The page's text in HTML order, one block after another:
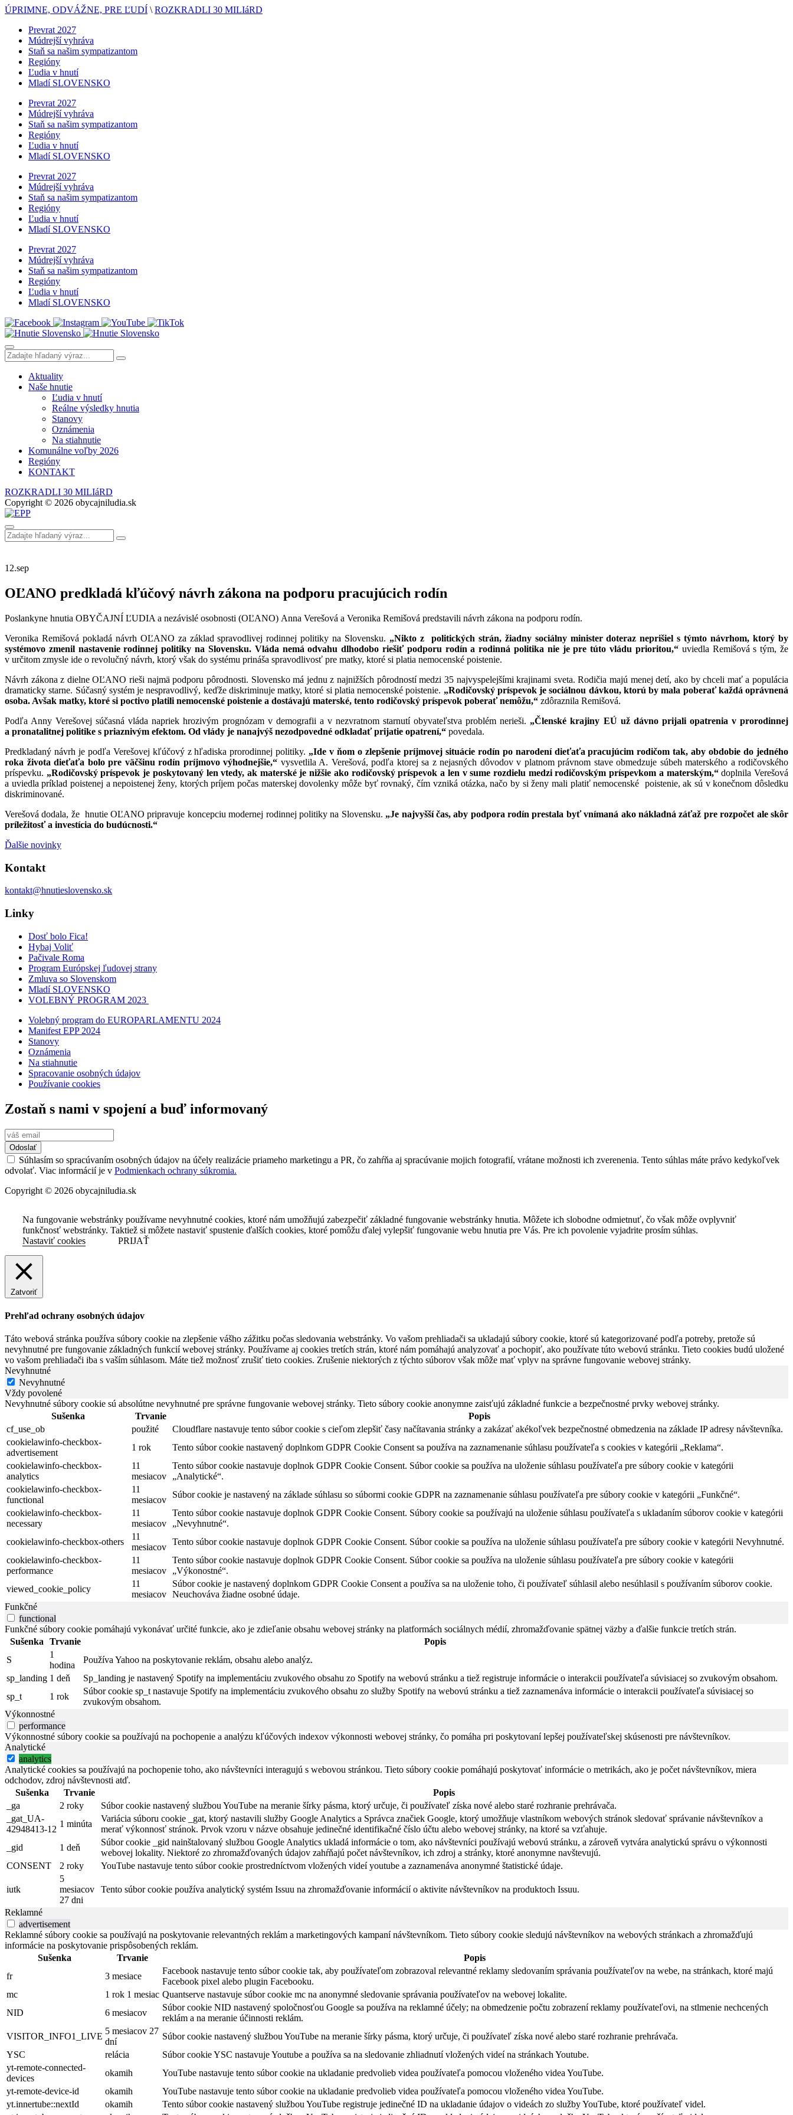
ÚPRIMNE, ODVÁŽNE, PRE ĽUDÍ \ ROZKRADLI 30 MILIáRD
Prevrat 2027
Múdrejší vyhráva
Staň sa našim sympatizantom
Regióny
Ľudia v hnutí
Mladí SLOVENSKO
Prevrat 2027
Múdrejší vyhráva
Staň sa našim sympatizantom
Regióny
Ľudia v hnutí
Mladí SLOVENSKO
Prevrat 2027
Múdrejší vyhráva
Staň sa našim sympatizantom
Regióny
Ľudia v hnutí
Mladí SLOVENSKO
Prevrat 2027
Múdrejší vyhráva
Staň sa našim sympatizantom
Regióny
Ľudia v hnutí
Mladí SLOVENSKO
Aktuality
Naše hnutie
Ľudia v hnutí
Reálne výsledky hnutia
Stanovy
Oznámenia
Na stiahnutie
Komunálne voľby 2026
Regióny
KONTAKT
ROZKRADLI 30 MILIáRD
Copyright © 2026 obycajniludia.sk
12.sep
OĽANO predkladá kľúčový návrh zákona na podporu pracujúcich rodín
Poslankyne hnutia OBYČAJNÍ ĽUDIA a nezávislé osobnosti (OĽANO) Anna Verešová a Veronika Remišová predstavili návrh zákona na podporu rodín.
Veronika Remišová pokladá návrh OĽANO za základ spravodlivej rodinnej politiky na Slovensku. „Nikto z politických strán, žiadny sociálny minister doteraz neprišiel s týmto návrhom, ktorý by
systémovo zmenil nastavenie rodinnej politiky na Slovensku. Vláda nemá odvahu dlhodobo riešiť podporu rodín a rodinná politika nie je pre túto vládu prioritou,“ uviedla Remišová s tým, že
v určitom zmysle ide o revolučný návrh, ktorý však do systému prináša spravodlivosť pre matky, ktoré si platia nemocenské poistenie.
Návrh zákona z dielne OĽANO rieši najmä podporu pôrodnosti. Slovensko má jednu z najnižších pôrodností medzi 35 najvyspelejšími krajinami sveta. Rodičia majú menej detí, ako by chceli mať a populácia
dramaticky starne. Súčasný systém je nespravodlivý, keďže diskriminuje matky, ktoré si platia nemocenské poistenie. „Rodičovský príspevok je sociálnou dávkou, ktorú by mala poberať každá oprávnená
osoba. Avšak matky, ktoré si poctivo platili nemocenské poistenie a dostávajú materské, tento rodičovský príspevok poberať nemôžu,“ zdôraznila Remišová.
Podľa Anny Verešovej súčasná vláda napriek hrozivým prognózam v demografii a v nezvratnom starnutí obyvateľstva problém nerieši. „Členské krajiny EÚ už dávno prijali opatrenia v prorodinnej
a pronatalitnej politike s priaznivým efektom. Od vlády je nanajvýš nezodpovedné odkladať prijatie opatrení,“ povedala.
Predkladaný návrh je podľa Verešovej kľúčový z hľadiska prorodinnej politiky. „Ide v ňom o zlepšenie príjmovej situácie rodín po narodení dieťaťa pracujúcim rodičom tak, aby obdobie do jedného
roka života dieťaťa bolo pre väčšinu rodín príjmovo výhodnejšie,“ vysvetlila A. Verešová, podľa ktorej sa z nejasných dôvodov v platnom právnom stave obmedzuje súbeh materského a rodičovského
príspevku. „Rodičovský príspevok je poskytovaný len vtedy, ak materské je nižšie ako rodičovský príspevok a len v sume rozdielu medzi rodičovským príspevkom a materským,“doplnila Verešová
a uviedla príklad poistenej a nepoistenej ženy, ktorých príjem počas materskej dovolenky môže byť rovnaký, čím vzniká otázka, načo by si ženy mali platiť nemocenské poistenie, ak sú v konečnom dôsledku
diskriminované.
Verešová dodala, že hnutie OĽANO pripravuje koncepciu modernej rodinnej politiky na Slovensku. „Je najvyšší čas, aby podpora rodín prestala byť vnímaná ako nákladná záťaž pre rozpočet ale skôr
príležitosť a investícia do budúcnosti.“
Ďalšie novinky
Kontakt
kontakt@hnutieslovensko.sk
Linky
Dosť bolo Fica!
Hybaj Voliť
Pačivale Roma
Program Európskej ľudovej strany
Zmluva so Slovenskom
Mladí SLOVENSKO
VOLEBNÝ PROGRAM 2023
Volebný program do EUROPARLAMENTU 2024
Manifest EPP 2024
Stanovy
Oznámenia
Na stiahnutie
Spracovanie osobných údajov
Používanie cookies
Zostaň s nami v spojení a buď informovaný
Odoslať
Súhlasím so spracúvaním osobných údajov na účely realizácie priameho marketingu a PR, čo zahŕňa aj spracúvanie mojich fotografií, vrátane možnosti ich zverenenia. Tento súhlas máte právo kedykoľvek
odvolať. Viac informácií je v Podmienkach ochrany súkromia.
Copyright © 2026 obycajniludia.sk
Na fungovanie webstránky používame nevyhnutné cookies, ktoré nám umožňujú zabezpečiť základné fungovanie webstránky hnutia. Môžete ich slobodne odmietnuť, čo však môže ovplyvniť
funkčnosť webstránky. Taktiež si môžete nastaviť spustenie ďalších cookies, ktoré pomôžu ďalej vylepšiť fungovanie webu hnutia pre Vás. Pre ich povolenie vyjadrite prosím súhlas.
Nastaviť cookies
PRIJAŤ
Zatvoriť
Prehľad ochrany osobných údajov
Táto webová stránka používa súbory cookie na zlepšenie vášho zážitku počas sledovania webstránky. Vo vašom prehliadači sa ukladajú súbory cookie, ktoré sú kategorizované podľa potreby, pretože sú
nevyhnutné pre fungovanie základných funkcií webovej stránky. Používame aj cookies tretích strán, ktoré nám pomáhajú analyzovať a pochopiť, ako používate túto webovú stránku. Tieto cookies budú uložené
vo vašom prehliadači iba s vaším súhlasom. Máte tiež možnosť zrušiť tieto cookies. Zrušenie niektorých z týchto súborov však môže mať vplyv na správne fungovanie webovej stránky.
Nevyhnutné
Nevyhnutné
Vždy povolené
Nevyhnutné súbory cookie sú absolútne nevyhnutné pre správne fungovanie webovej stránky. Tieto súbory cookie anonymne zaisťujú základné funkcie a bezpečnostné prvky webovej stránky.
Sušenka
Trvanie
Popis
cf_use_ob
použité
Cloudflare nastavuje tento súbor cookie s cieľom zlepšiť časy načítavania stránky a zakázať akékoľvek bezpečnostné obmedzenia na základe IP adresy návštevníka.
cookielawinfo-checkbox-
advertisement
1 rok
Tento súbor cookie nastavený doplnkom GDPR Cookie Consent sa používa na zaznamenanie súhlasu používateľa s cookies v kategórii „Reklama“.
cookielawinfo-checkbox-
analytics
11
mesiacov
Tento súbor cookie nastavuje doplnok GDPR Cookie Consent. Súbor cookie sa používa na uloženie súhlasu používateľa pre súbory cookie v kategórii
„Analytické“.
cookielawinfo-checkbox-
functional
11
mesiacov
Súbor cookie je nastavený na základe súhlasu so súbormi cookie GDPR na zaznamenanie súhlasu používateľa pre súbory cookie v kategórii „Funkčné“.
cookielawinfo-checkbox-
necessary
11
mesiacov
Tento súbor cookie nastavuje doplnok GDPR Cookie Consent. Súbory cookie sa používajú na uloženie súhlasu používateľa s ukladaním súborov cookie v kategórii
„Nevyhnutné“.
cookielawinfo-checkbox-others
11
mesiacov
Tento súbor cookie nastavuje doplnok GDPR Cookie Consent. Súbor cookie sa používa na uloženie súhlasu používateľa pre súbory cookie v kategórii Nevyhnutné.
cookielawinfo-checkbox-
performance
11
mesiacov
Tento súbor cookie nastavuje doplnok GDPR Cookie Consent. Súbor cookie sa používa na uloženie súhlasu používateľa pre súbory cookie v kategórii
„Výkonostné“.
viewed_cookie_policy
11
mesiacov
Súbor cookie je nastavený doplnkom GDPR Cookie Consent a používa sa na uloženie toho, či používateľ súhlasil alebo nesúhlasil s používaním súborov cookie.
Neuchováva žiadne osobné údaje.
Funkčné
functional
Funkčné súbory cookie pomáhajú vykonávať určité funkcie, ako je zdieľanie obsahu webovej stránky na platformách sociálnych médií, zhromažďovanie spätnej väzby a ďalšie funkcie tretích strán.
Sušenka
Trvanie
Popis
S
1
hodina
Používa Yahoo na poskytovanie reklám, obsahu alebo analýz.
sp_landing 1 deň
Sp_landing je nastavený Spotify na implementáciu zvukového obsahu zo Spotify na webovú stránku a tiež registruje informácie o interakcii používateľa súvisiacej so zvukovým obsahom.
sp_t
1 rok
Súbor cookie sp_t nastavuje Spotify na implementáciu zvukového obsahu zo služby Spotify na webovú stránku a tiež zaznamenáva informácie o interakcii používateľa súvisiacej so
zvukovým obsahom.
Výkonnostné
performance
Výkonnostné súbory cookie sa používajú na pochopenie a analýzu kľúčových indexov výkonnosti webovej stránky, čo pomáha pri poskytovaní lepšej používateľskej skúsenosti pre návštevníkov.
Analytické
analytics
Analytické cookies sa používajú na pochopenie toho, ako návštevníci interagujú s webovou stránkou. Tieto súbory cookie pomáhajú poskytovať informácie o metrikách, ako je počet návštevníkov, miera
odchodov, zdroj návštevnosti atď.
Sušenka
Trvanie
Popis
_ga
2 roky
Súbor cookie nastavený službou YouTube na meranie šírky pásma, ktorý určuje, či používateľ získa nové alebo staré rozhranie prehrávača.
_gat_UA-
42948413-12
1 minúta
Variácia súboru cookie _gat, ktorý nastavili služby Google Analytics a Správca značiek Google, ktorý umožňuje vlastníkom webových stránok sledovať správanie návštevníkov a
merať výkonnosť stránok. Prvok vzoru v názve obsahuje jedinečné identifikačné číslo účtu alebo webovej stránky, na ktoré sa vzťahuje.
_gid
1 deň
Súbor cookie _gid nainštalovaný službou Google Analytics ukladá informácie o tom, ako návštevníci používajú webovú stránku, a zároveň vytvára analytickú správu o výkonnosti
webovej lokality. Niektoré zo zhromažďovaných údajov zahŕňajú počet návštevníkov, ich zdroj a stránky, ktoré anonymne navštevujú.
CONSENT
2 roky YouTube nastavuje tento súbor cookie prostredníctvom vložených videí youtube a zaznamenáva anonymné štatistické údaje.
iutk
5
mesiacov
27 dni
Tento súbor cookie používa analytický systém Issuu na zhromažďovanie informácií o aktivite návštevníkov na produktoch Issuu.
Reklamné
advertisement
Reklamné súbory cookie sa používajú na poskytovanie relevantných reklám a marketingových kampaní návštevníkom. Tieto súbory cookie sledujú návštevníkov na webových stránkach a zhromažďujú
informácie na poskytovanie prispôsobených reklám.
Sušenka
Trvanie
Popis
fr
3 mesiace
Facebook nastavuje tento súbor cookie tak, aby používateľom zobrazoval relevantné reklamy sledovaním správania používateľov na webe, na stránkach, ktoré majú
Facebook pixel alebo plugin Facebooku.
mc
1 rok 1 mesiac Quantserve nastavuje súbor cookie mc na anonymné sledovanie správania používateľov na webovej lokalite.
NID
6 mesiacov
Súbor cookie NID nastavený spoločnosťou Google sa používa na reklamné účely; na obmedzenie počtu zobrazení reklamy používateľovi, na stlmenie nechcených
reklám a na meranie účinnosti reklám.
VISITOR_INFO1_LIVE
5 mesiacov 27
dní
Súbor cookie nastavený službou YouTube na meranie šírky pásma, ktorý určuje, či používateľ získa nové alebo staré rozhranie prehrávača.
YSC
relácia
Súbor cookie YSC nastavuje Youtube a používa sa na sledovanie zhliadnutí vložených videí na stránkach Youtube.
yt-remote-connected-
devices
okamih
YouTube nastavuje tento súbor cookie na ukladanie predvolieb videa používateľa pomocou vloženého videa YouTube.
yt-remote-device-id
okamih
YouTube nastavuje tento súbor cookie na ukladanie predvolieb videa používateľa pomocou vloženého videa YouTube.
yt.innertube::nextId
okamih
Tento súbor cookie nastavený službou YouTube registruje jedinečné ID na ukladanie údajov o videách zo služby YouTube, ktoré používateľ videl.